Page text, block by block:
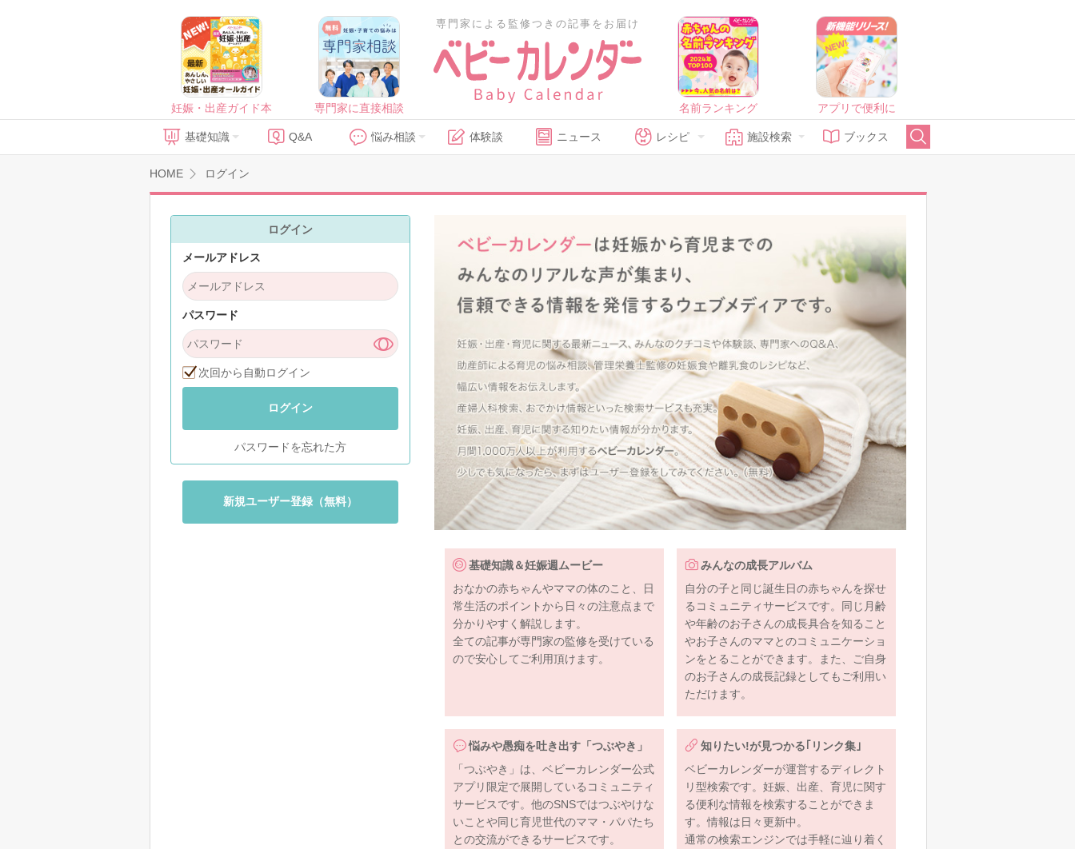
妊娠・出産ガイド本 専門家に直接相談
専門家による監修つきの記事をお届け
名前ランキング アプリで便利に
基礎知識 Q&A 悩み相談 体験談 ニュース レシピ 施設検索 ブックス
HOME ログイン
ログイン
メールアドレス
パスワード
次回から自動ログイン
ログイン
パスワードを忘れた方
新規ユーザー登録（無料）
基礎知識＆妊娠週ムービー
おなかの赤ちゃんやママの体のこと、日
常生活のポイントから日々の注意点まで
分かりやすく解説します。
全ての記事が専門家の監修を受けている
ので安心してご利用頂けます。
みんなの成長アルバム
自分の子と同じ誕生日の赤ちゃんを探せ
るコミュニティサービスです。同じ月齢
や年齢のお子さんの成長具合を知ること
やお子さんのママとのコミュニケーショ
ンをとることができます。また、ご自身
のお子さんの成長記録としてもご利用い
ただけます。
悩みや愚痴を吐き出す「つぶやき」
「つぶやき」は、ベビーカレンダー公式
アプリ限定で展開しているコミュニティ
サービスです。他のSNSではつぶやけな
いことや同じ育児世代のママ・パパたち
との交流ができるサービスです。
知りたい!が見つかる｢リンク集｣
ベビーカレンダーが運営するディレクト
リ型検索です。妊娠、出産、育児に関す
る便利な情報を検索することができま
す。情報は日々更新中。
通常の検索エンジンでは手軽に辿り着く